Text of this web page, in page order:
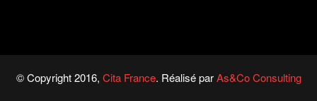
© Copyright 2016, Cita France. Réalisé parAs&Co Consulting